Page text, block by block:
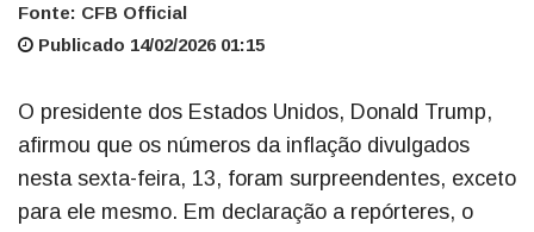
Fonte: CFB Official
Publicado 14/02/2026 01:15
O presidente dos Estados Unidos, Donald Trump,
afirmou que os números da inflação divulgados
nesta sexta-feira, 13, foram surpreendentes, exceto
para ele mesmo. Em declaração a repórteres, o